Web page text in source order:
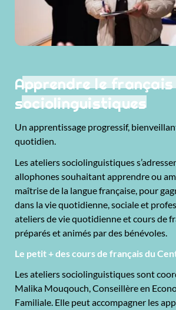
Apprendre le
sociolinguistiques
Un apprentissage progressif,
quotidien.
Les ateliers sociolinguistiques
allophones souhaitant apprendre ou
maîtrise de la langue française, pour
dans la vie quotidienne, sociale et
ateliers de vie quotidienne et cours de
préparés et animés par des bénévoles.
Le petit + des cours de français du
Les ateliers sociolinguistiques sont
Malika Mouqouch, Conseillère en
Familiale. Elle peut accompagner les